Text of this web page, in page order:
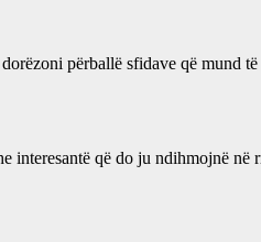
përballë sfidave që mund
interesantë që do ju ndihmojnë në